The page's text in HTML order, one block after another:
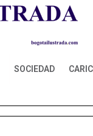
SOCIEDAD